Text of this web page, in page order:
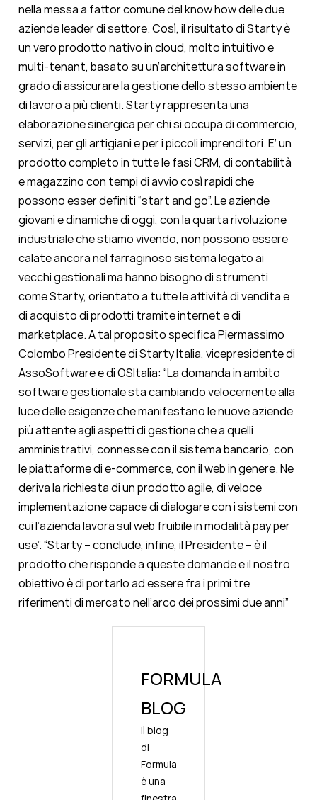
nella messa a fattor comune del know how delle due
aziende leader di settore. Così, il risultato di Starty è
un vero prodotto nativo in cloud, molto intuitivo e
multi-tenant, basato su un’architettura software in
grado di assicurare la gestione dello stesso ambiente
di lavoro a più clienti. Starty rappresenta una
elaborazione sinergica per chi si occupa di commercio,
servizi, per gli artigiani e per i piccoli imprenditori. E’ un
prodotto completo in tutte le fasi CRM, di contabilità
e magazzino con tempi di avvio così rapidi che
possono esser definiti “start and go”. Le aziende
giovani e dinamiche di oggi, con la quarta rivoluzione
industriale che stiamo vivendo, non possono essere
calate ancora nel farraginoso sistema legato ai
vecchi gestionali ma hanno bisogno di strumenti
come Starty, orientato a tutte le attività di vendita e
di acquisto di prodotti tramite internet e di
marketplace. A tal proposito specifica Piermassimo
Colombo Presidente di Starty Italia, vicepresidente di
AssoSoftware e di OSItalia: “La domanda in ambito
software gestionale sta cambiando velocemente alla
luce delle esigenze che manifestano le nuove aziende
più attente agli aspetti di gestione che a quelli
amministrativi, connesse con il sistema bancario, con
le piattaforme di e-commerce, con il web in genere. Ne
deriva la richiesta di un prodotto agile, di veloce
implementazione capace di dialogare con i sistemi con
cui l’azienda lavora sul web fruibile in modalità pay per
use”. “Starty – conclude, infine, il Presidente – è il
prodotto che risponde a queste domande e il nostro
obiettivo è di portarlo ad essere fra i primi tre
riferimenti di mercato nell’arco dei prossimi due anni”
FORMULA
BLOG
Il blog
di
Formula
è una